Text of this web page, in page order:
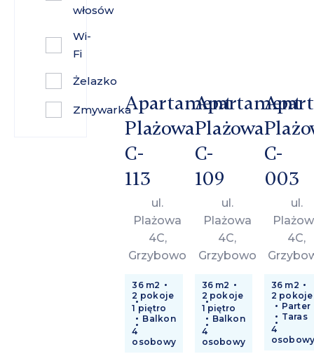
włosów
Wi-
Fi
Żelazko
ZmywarkaApartament
Plażowa
C-
113
ul.
Plażowa
4C,
Grzybowo
36 m2
2 pokoje
1 piętro
Balkon
4
osobowy
Apartament
Plażowa
C-
109
ul.
Plażowa
4C,
Grzybowo
36 m2
2 pokoje
1 piętro
Balkon
4
osobowy
C-
003
ul.
4C,
36 m2
2 pokoje
Parter
Taras
4